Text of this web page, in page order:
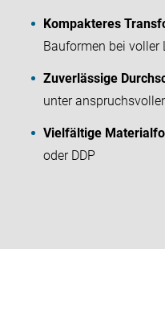
Kompakteres
Bauformen bei voller
Zuverlässige
unter
Vielfältige
oder DDP